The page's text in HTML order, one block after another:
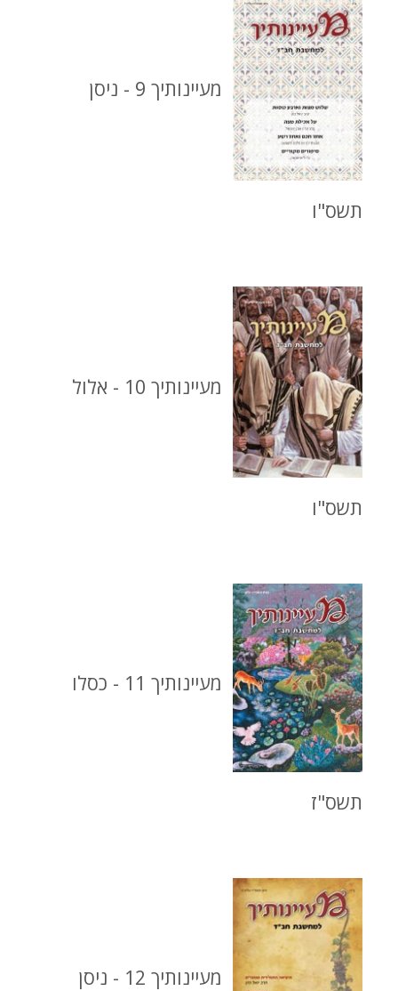
מעיינותיך 9 - ניסן
תשס"ו
מעיינותיך 10 - אלול
תשס"ו
מעיינותיך 11 - כסלו
תשס"ז
מעיינותיך 12 - ניסן